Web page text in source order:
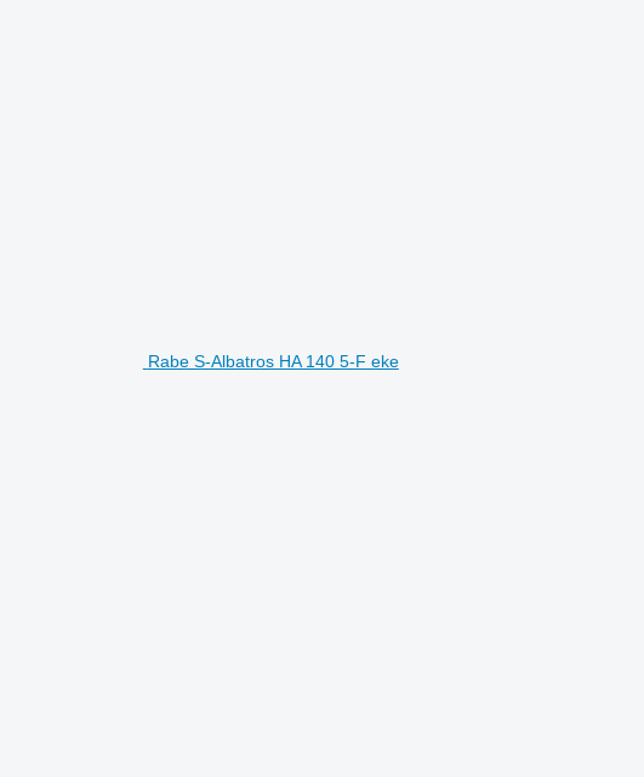
Rabe S-Albatros HA 140 5-F eke